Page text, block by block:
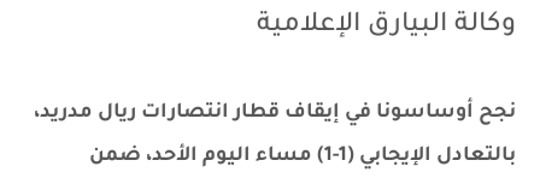
وكالة البيارق الإعلامية
نجح أوساسونا في إيقاف قطار انتصارات ريال مدريد،
بالتعادل الإيجابي (1-1) مساء اليوم الأحد، ضمن